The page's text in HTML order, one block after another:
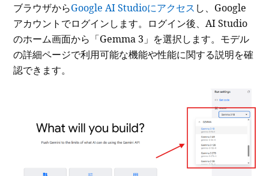
ブラウザからGoogle AI Studioにアクセス し、Google
アカウントでログインします。ログイン後、AI Studio
のホーム画面から「Gemma 3」を選択します。モデル
の詳細ページで利用可能な機能や性能に関する説明を確
認できます。